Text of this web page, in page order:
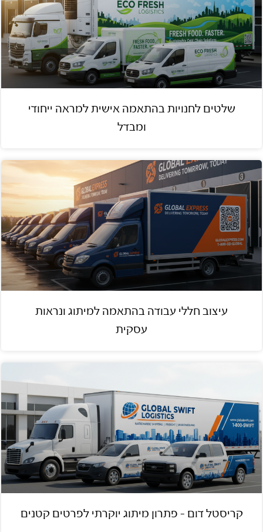
שלטים לחנויות בהתאמה אישית למראה ייחודי
ומבדל
עיצוב חללי עבודה בהתאמה למיתוג ונראות
עסקית
קריסטל דום – פתרון מיתוג יוקרתי לפרטים קטנים